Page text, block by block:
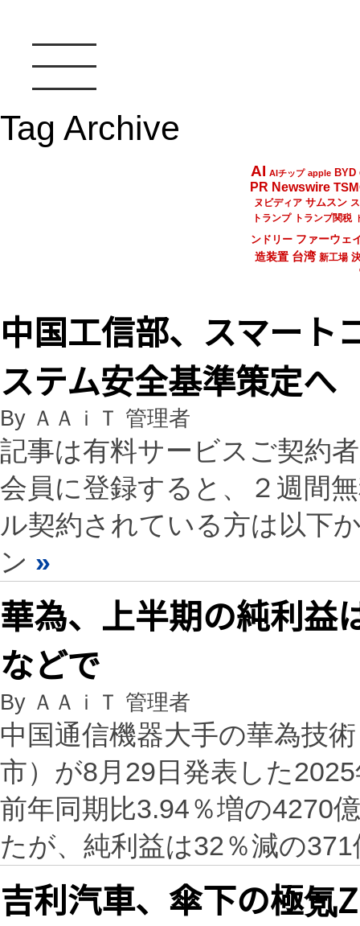
Tag Archive
AI AIチップ apple BYD
PR Newswire
ヌビディア サムスン
トランプ
トランプ関税
ンドリー ファーウェ
造装置 台湾 新工場
中国工信部、スマート
ステム安全基準策定へ
By ＡＡｉＴ 管理者
記事は有料サービスご契約
会員に登録すると、２週間
ル契約されている方は以下
ン »
華為、上半期の純利益
などで
By ＡＡｉＴ 管理者
中国通信機器大手の華為技
市）が8月29日発表した
前年同期比3.94％増の4270
たが、純利益は32％減の
吉利汽車、傘下の極氪